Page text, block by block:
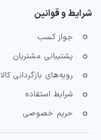
شرایط و قوانین
جواز کسب
پشتیبانی مشتریان
رویه‌های بازگردانی کالا
شرایط استفاده
حریم خصوصی